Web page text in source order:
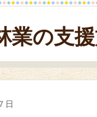
墓地
地
ー 介
と納税へリンク) ま
補
業の支
日